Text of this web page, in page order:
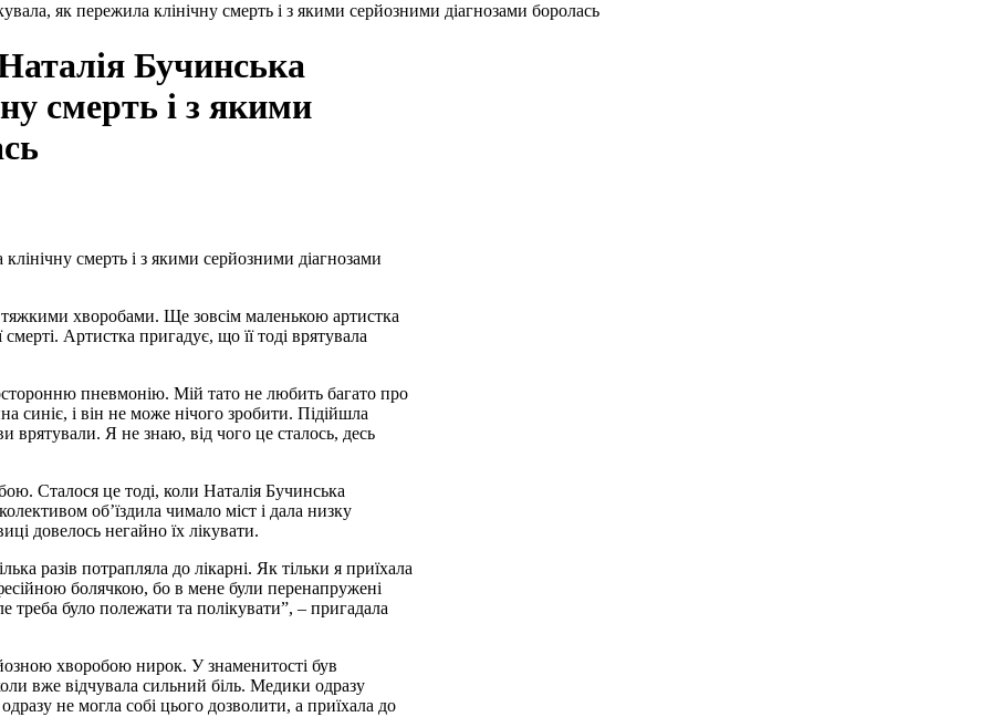
як пережила клінічну смерть і з якими серйозними діагнозами боролась
Бучинська
смерть і з якими
смерть і з якими серйозними діагнозами
тяжкими хворобами. Ще зовсім маленькою артистка
Артистка пригадує, що її тоді врятувала
пневмонію. Мій тато не любить багато про
синіє, і він не може нічого зробити. Підійшла
врятували. Я не знаю, від чого це сталось, десь
Сталося це тоді, коли Наталія Бучинська
об’їздила чимало міст і дала низку
довелось негайно їх лікувати.
разів потрапляла до лікарні. Як тільки я приїхала
болячкою, бо в мене були перенапружені
треба було полежати та полікувати”, – пригадала
хворобою нирок. У знаменитості був
вже відчувала сильний біль. Медики одразу
не могла собі цього дозволити, а приїхала до